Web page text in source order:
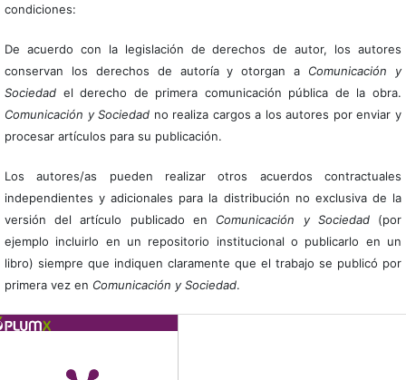
condiciones:
De acuerdo con la legislación de derechos de autor, los autores
conservan los derechos de autoría y otorgan a Comunicación y
Sociedadel derecho de primera comunicación pública de la obra.
Comunicación y Sociedad no realiza cargos a los autores por enviar y
procesar artículos para su publicación.
Los autores/as pueden realizar otros acuerdos contractuales
independientes y adicionales para la distribución no exclusiva de la
versión del artículo publicado en Comunicación y Sociedad(por
ejemplo incluirlo en un repositorio institucional o publicarlo en un
libro) siempre que indiquen claramente que el trabajo se publicó por
primera vez en Comunicación y Sociedad.